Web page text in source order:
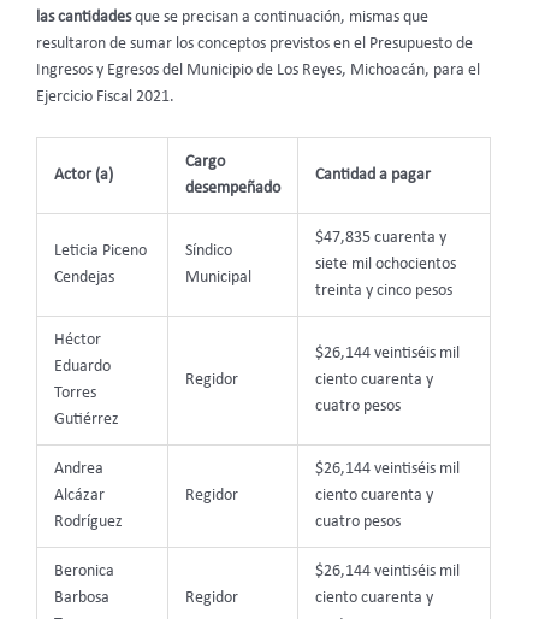
las cantidadesque se precisan a continuación, mismas que
resultaron de sumar los conceptos previstos en el Presupuesto de
Ingresos y Egresos del Municipio de Los Reyes, Michoacán, para el
Ejercicio Fiscal 2021.
Actor (a)
Cargo
desempeñado
Cantidad a pagar
Leticia Piceno
Cendejas
Síndico
Municipal
$47,835 cuarenta y
siete mil ochocientos
treinta y cinco pesos
Héctor
Eduardo
Torres
Gutiérrez
Regidor
$26,144 veintiséis mil
ciento cuarenta y
cuatro pesos
Andrea
Alcázar
Rodríguez
Regidor
$26,144 veintiséis mil
ciento cuarenta y
cuatro pesos
Beronica
Barbosa
Regidor
$26,144 veintiséis mil
ciento cuarenta y